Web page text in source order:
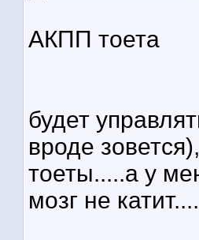
АКПП тоета
будет
вроде
тоеты.....а у
мозг не